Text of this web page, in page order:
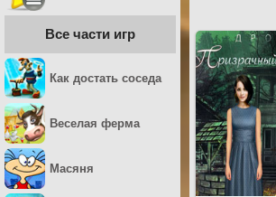
Все части игр
Как достать соседа
Веселая ферма
Масяня